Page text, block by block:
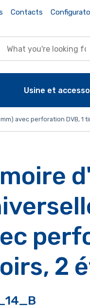
Contacts
Usine et
avec perforation DVB, 1
2